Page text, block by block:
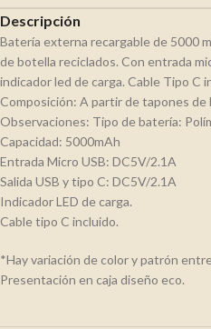
Descripción
Batería externa recargable de 5000
de botella reciclados. Con entrada
indicador led de carga. Cable Tipo C
Composición: A partir de tapones de
Observaciones: Tipo de batería:
Capacidad: 5000mAh
Entrada Micro USB: DC5V/2.1A
Salida USB y tipo C: DC5V/2.1A
Indicador LED de carga.
Cable tipo C incluido.
*Hay variación de color y patrón
Presentación en caja diseño eco.